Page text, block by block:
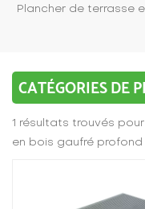
Plancher de terrasse
CATÉGORIES DE
1 résultats trouvés
en bois gaufré profond